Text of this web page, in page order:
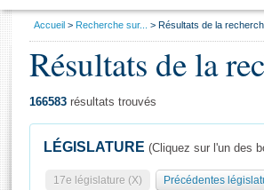
Général
Vous
Accueil Recherche sur... Résultats de la
Résultats de la
166583 résultats trouvés
LÉGISLATURE (Cliquez sur l'un des
17e législature (X) Précédentes